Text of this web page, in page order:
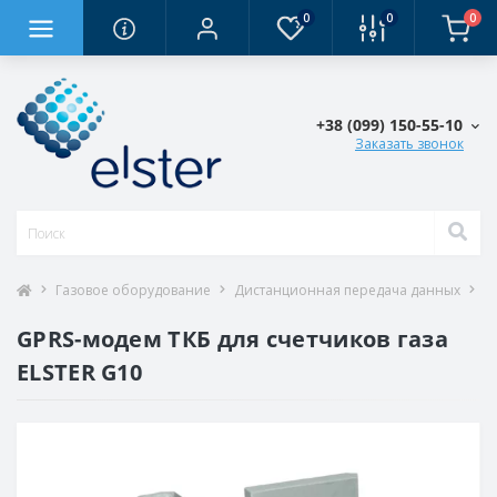
0 0 0
+38 (0‎99) 150-55-10
Заказать звонок
Газовое оборудование Дистанционная передача данных
GPRS-модем ТКБ для счетчиков газа
ELSTER G10